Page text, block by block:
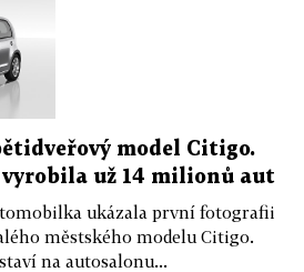
model Citigo.
už 14 milionů aut
ukázala první fotografii
městského modelu Citigo.
na autosalonu...